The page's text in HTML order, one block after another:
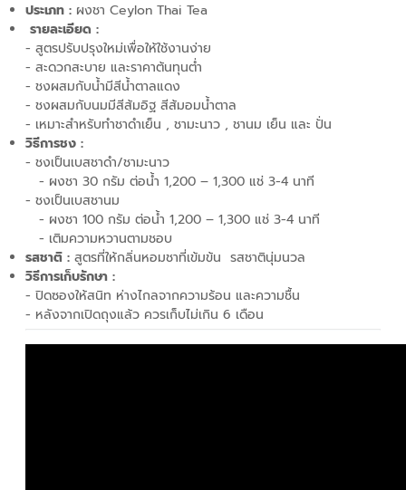
ประเภท : ผงชา Ceylon Thai Tea
รายละเอียด :
- สูตรปรับปรุงใหม่เพื่อให้ใช้งานง่าย
- สะดวกสะบาย และราคาต้นทุนต่ำ
- ชงผสมกับน้ำมีสีน้ำตาลแดง
- ชงผสมกับนมมีสีส้มอิฐ สีส้มอมน้ำตาล
- เหมาะสำหรับทำชาดำเย็น , ชามะนาว , ชานม เย็น และ ปั่น
วิธีการชง :
- ชงเป็นเบสชาดำ/ชามะนาว
- ผงชา 30 กรัม ต่อน้ำ 1,200 – 1,300 แช่ 3-4 นาที
- ชงเป็นเบสชานม
- ผงชา 100 กรัม ต่อน้ำ 1,200 – 1,300 แช่ 3-4 นาที
- เติมความหวานตามชอบ
รสชาติ : สูตรที่ให้กลิ่นหอมชาที่เข้มข้น รสชาตินุ่มนวล
วิธีการเก็บรักษา :
- ปิดซองให้สนิท ห่างไกลจากความร้อน และความชื้น
- หลังจากเปิดถุงแล้ว ควรเก็บไม่เกิน 6 เดือน